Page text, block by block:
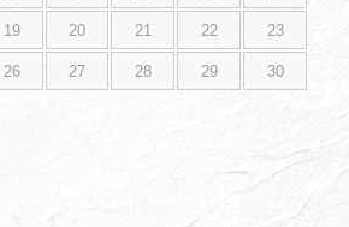
19 20 21 22 23
26 27 28 29 30